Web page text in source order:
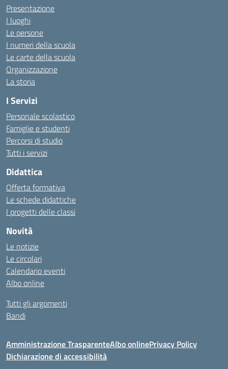
Presentazione
I luoghi
Le persone
I numeri della scuola
Le carte della scuola
Organizzazione
La storia
I Servizi
Personale scolastico
Famiglie e studenti
Percorsi di studio
Tutti i servizi
Didattica
Offerta formativa
Le schede didattiche
I progetti delle classi
Novità
Le notizie
Le circolari
Calendario eventi
Albo online
Tutti gli argomenti
Bandi
Amministrazione TrasparenteAlbo onlinePrivacy Policy
Dichiarazione di accessibilità